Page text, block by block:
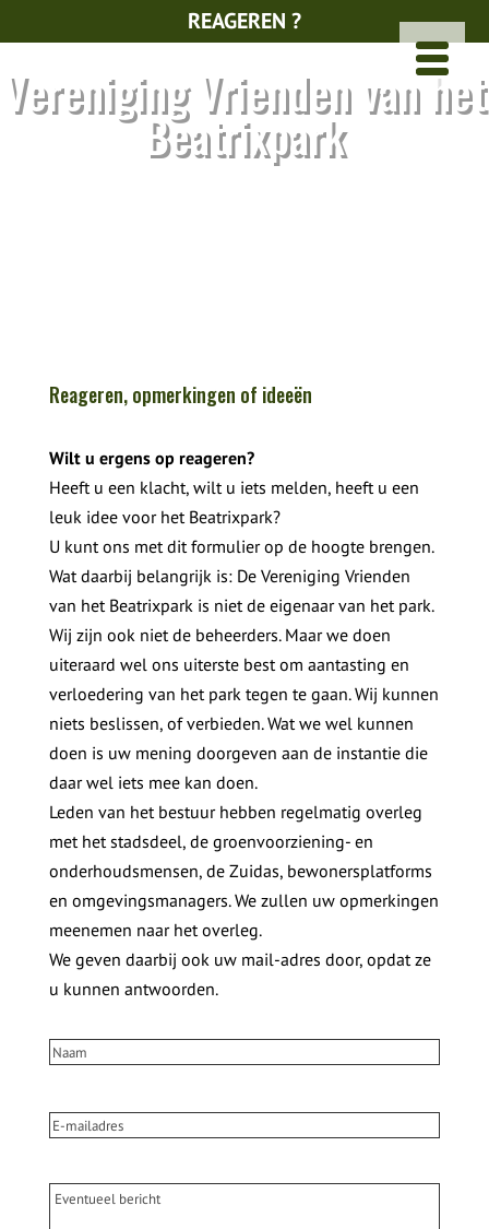
REAGEREN ?
Vereniging Vrienden van het
Beatrixpark
Reageren, opmerkingen of ideeën
Wilt u ergens op reageren?
Heeft u een klacht, wilt u iets melden, heeft u een
leuk idee voor het Beatrixpark?
U kunt ons met dit formulier op de hoogte brengen.
Wat daarbij belangrijk is: De Vereniging Vrienden
van het Beatrixpark is niet de eigenaar van het park.
Wij zijn ook niet de beheerders. Maar we doen
uiteraard wel ons uiterste best om aantasting en
verloedering van het park tegen te gaan. Wij kunnen
niets beslissen, of verbieden. Wat we wel kunnen
doen is uw mening doorgeven aan de instantie die
daar wel iets mee kan doen.
Leden van het bestuur hebben regelmatig overleg
met het stadsdeel, de groenvoorziening- en
onderhoudsmensen, de Zuidas, bewonersplatforms
en omgevingsmanagers. We zullen uw opmerkingen
meenemen naar het overleg.
We geven daarbij ook uw mail-adres door, opdat ze
u kunnen antwoorden.
Naam
E-
Bericht